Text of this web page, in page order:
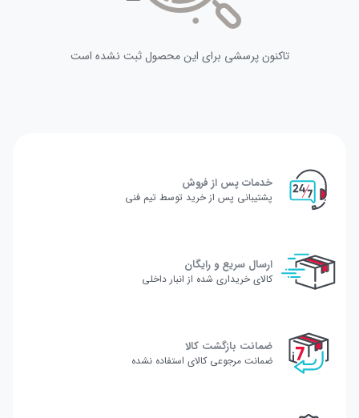
تاکنون پرسشی برای این محصول ثبت نشده است
خدمات پس از فروش
پشتیبانی پس از خرید توسط تیم فنی
ارسال سریع و رایگان
کالای خریداری شده از انبار داخلی
ضمانت بازگشت کالا
ضمانت مرجوعی کالای استفاده نشده